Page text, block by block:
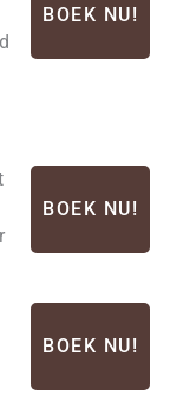
BOEK NU!
BOEK NU!
BOEK NU!